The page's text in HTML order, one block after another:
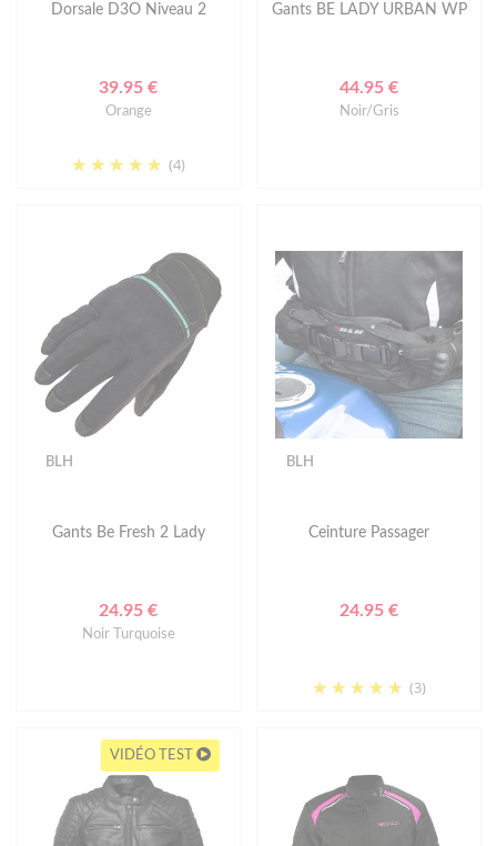
Dorsale D3O Niveau 2
39.95 €
Orange
(4)
Gants BE LADY URBAN WP
44.95 €
Noir/Gris
BLH
Gants Be Fresh 2 Lady
24.95 €
Noir Turquoise
BLH
Ceinture Passager
24.95 €
(3)
VIDÉO TEST